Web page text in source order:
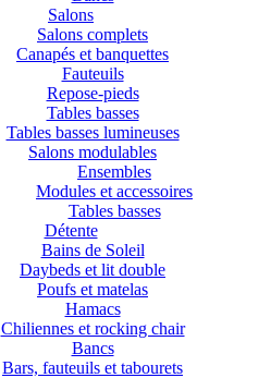
Salons
Salons complets
Canapés et banquettes
Fauteuils
Repose-pieds
Tables basses
Tables basses lumineuses
Salons modulables
Ensembles
Modules et accessoires
Tables basses
Détente
Bains de Soleil
Daybeds et lit double
Poufs et matelas
Hamacs
Chiliennes et rocking chair
Bancs
Bars, fauteuils et tabourets